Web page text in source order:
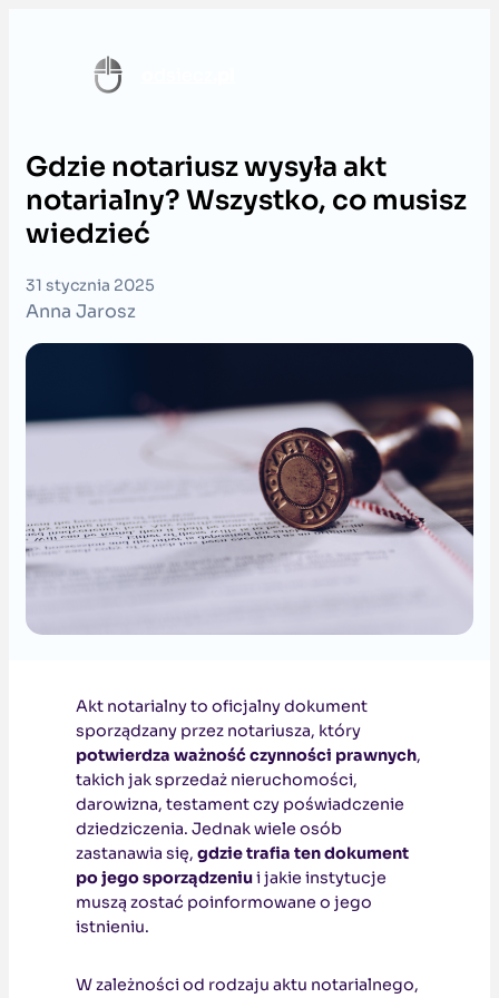
Gdzie notariusz wysyła akt
notarialny? Wszystko, co musisz
wiedzieć
31 stycznia 2025
Anna Jarosz
Akt notarialny to oficjalny dokument
sporządzany przez notariusza, który
potwierdza ważność czynności prawnych,
takich jak sprzedaż nieruchomości,
darowizna, testament czy poświadczenie
dziedziczenia. Jednak wiele osób
zastanawia się, gdzie trafia ten dokument
po jego sporządzeniui jakie instytucje
muszą zostać poinformowane o jego
istnieniu.
W zależności od rodzaju aktu notarialnego,